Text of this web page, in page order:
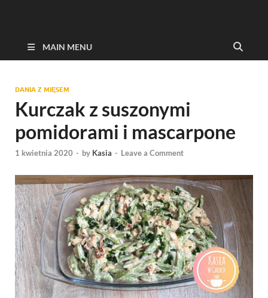
MAIN MENU
DANIA Z MIĘSEM
Kurczak z suszonymi
pomidorami i mascarpone
1 kwietnia 2020 - by Kasia - Leave a Comment